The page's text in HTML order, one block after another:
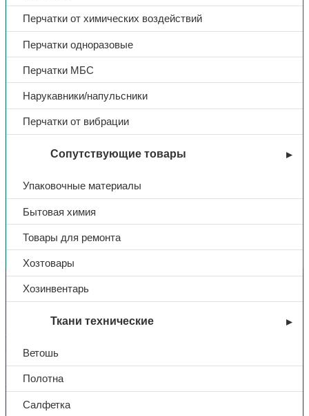
Перчатки от химических воздействий
Перчатки одноразовые
Перчатки МБС
Нарукавники/напульсники
Перчатки от вибрации
Сопутствующие товары
Упаковочные материалы
Бытовая химия
Товары для ремонта
Хозтовары
Хозинвентарь
Ткани технические
Ветошь
Полотна
Салфетка
Вы недавно смотрели
Контакты
+7 (831) 214-01-51
101@adk52.ru